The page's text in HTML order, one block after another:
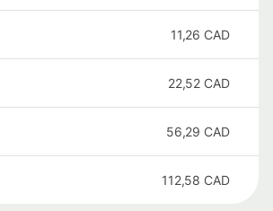
11,26 CAD
22,52 CAD
56,29 CAD
112,58 CAD